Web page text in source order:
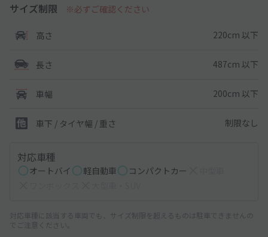
サイズ制限 ※必ずご確認ください
高さ 220cm 以下
長さ 487cm 以下
車幅 200cm 以下
車下 / タイヤ幅 / 重さ 制限なし
対応車種
オートバイ 軽自動車 コンパクトカー
対応車種に該当する車両でも、サイズ制限を超えるものは駐車できませんの
でご注意ください。